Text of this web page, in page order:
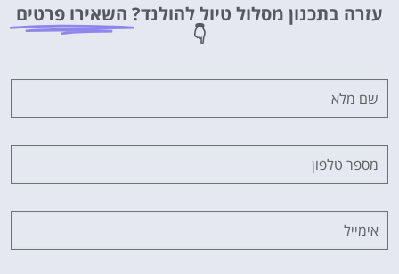
וסיורים
עזרה בתכנון מסלול טיול להולנד? השאירו פרטים
👇